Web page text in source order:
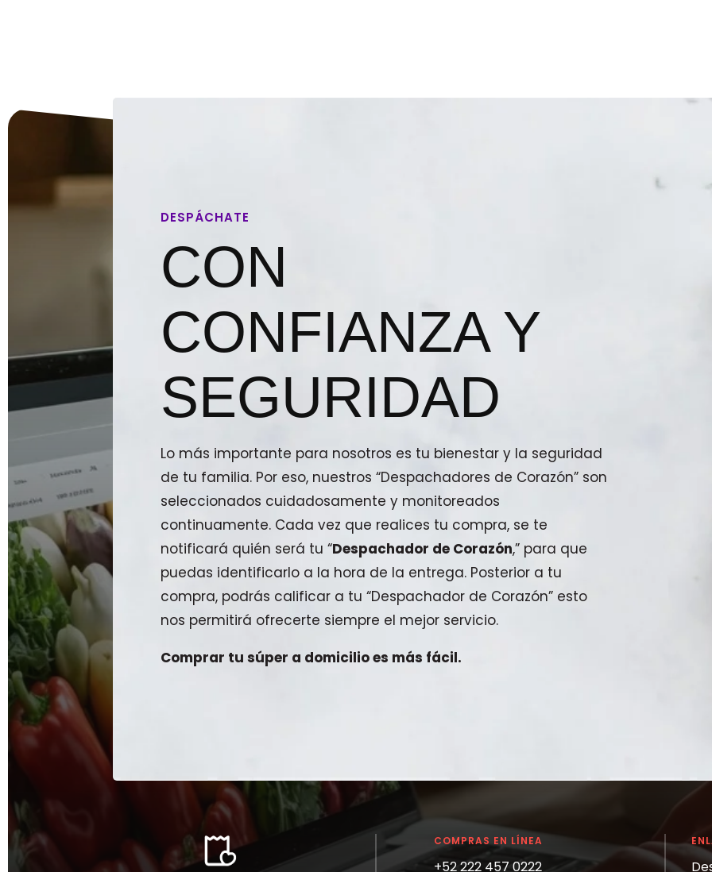
DESPÁCHATE
CON
CONFIANZA Y
SEGURIDAD
Lo más importante para nosotros es tu bienestar y la seguridad
de tu familia. Por eso, nuestros “Despachadores de Corazón” son
seleccionados cuidadosamente y monitoreados
continuamente. Cada vez que realices tu compra, se te
notificará quién será tu “Despachador de Corazón,” para que
puedas identificarlo a la hora de la entrega. Posterior a tu
compra, podrás calificar a tu “Despachador de Corazón” esto
nos permitirá ofrecerte siempre el mejor servicio.
Comprar tu súper a domicilio es más fácil.
COMPRAS EN LÍNEA
+52 222 457 0222